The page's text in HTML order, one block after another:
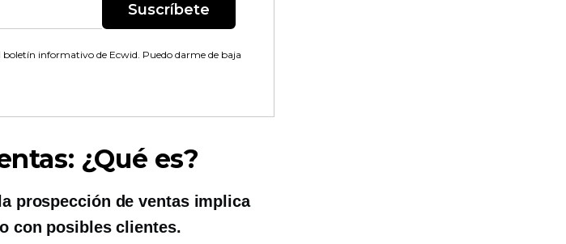
Suscríbete
informativo de Ecwid. Puedo darme de baja
¿Qué es?
prospección de ventas implica
con posibles clientes.